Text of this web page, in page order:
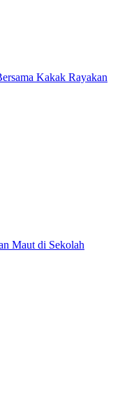
Kakak Rayakan
Maut di Sekolah